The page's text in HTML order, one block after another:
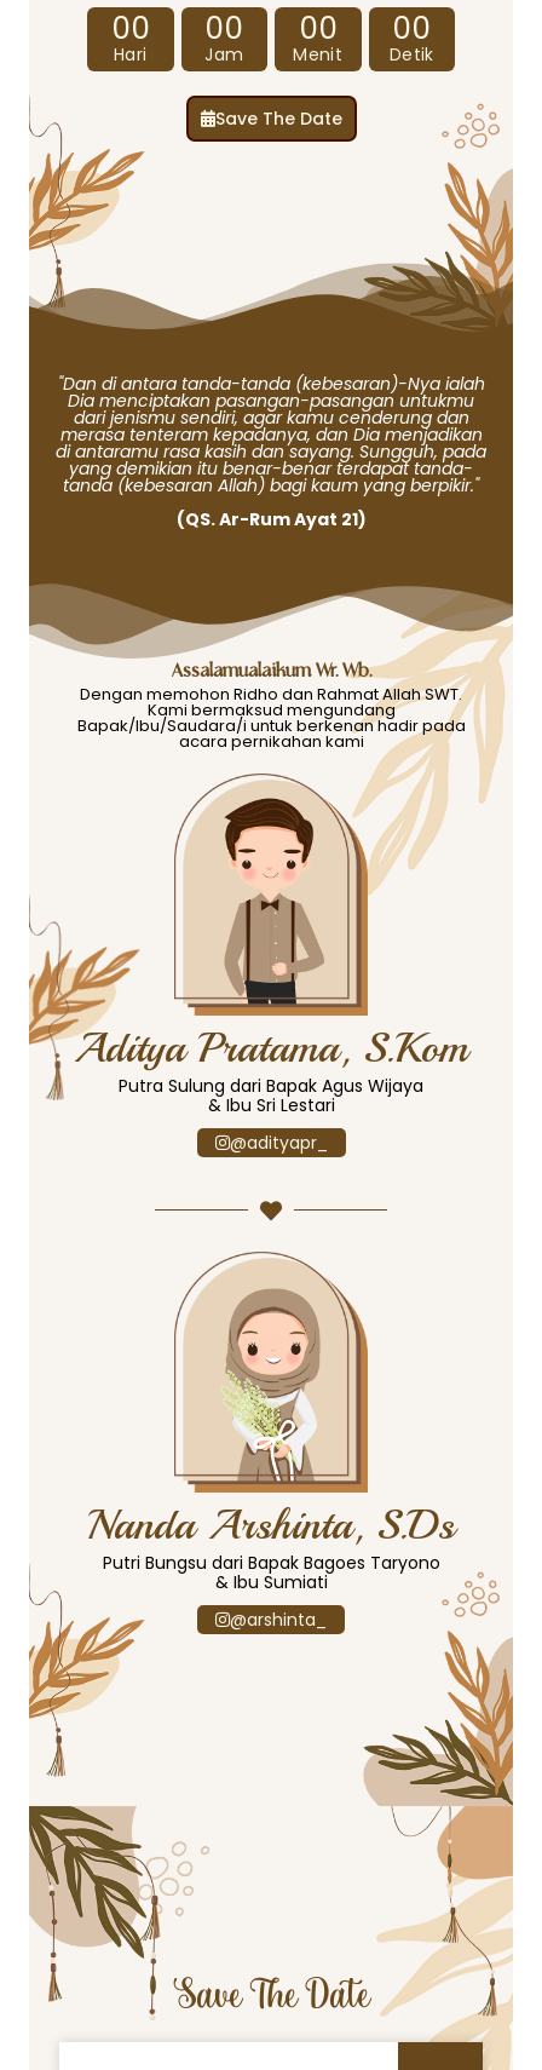
00
Hari
00
Jam
00
Menit
00
Detik
Save The Date
"Dan di antara tanda-tanda (kebesaran)-Nya ialah
Dia menciptakan pasangan-pasangan untukmu
dari jenismu sendiri, agar kamu cenderung dan
merasa tenteram kepadanya, dan Dia menjadikan
di antaramu rasa kasih dan sayang. Sungguh, pada
yang demikian itu benar-benar terdapat tanda-
tanda (kebesaran Allah) bagi kaum yang berpikir."
(QS. Ar-Rum Ayat 21)
Assalamualaikum Wr. Wb.
Dengan memohon Ridho dan Rahmat Allah SWT.
Kami bermaksud mengundang
Bapak/Ibu/Saudara/i untuk berkenan hadir pada
acara pernikahan kami
Aditya Pratama, S.Kom
Putra Sulung dari Bapak Agus Wijaya
& Ibu Sri Lestari
@adityapr_
Nanda Arshinta, S.Ds
Putri Bungsu dari Bapak Bagoes Taryono
& Ibu Sumiati
@arshinta_
Save The Date